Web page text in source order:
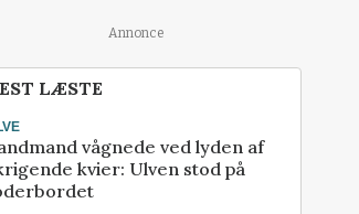
Annonce
LÆSTE
vågnede ved lyden af
kvier: Ulven stod på